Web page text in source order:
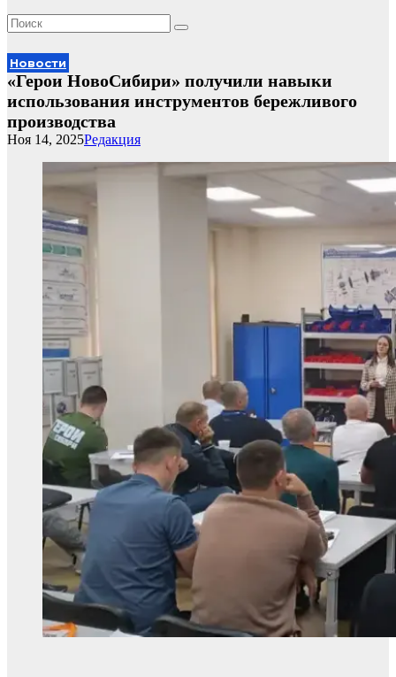
Новости
«Герои НовоСибири» получили навыки
использования инструментов бережливого
производства
Редакция
Ноя 14, 2025